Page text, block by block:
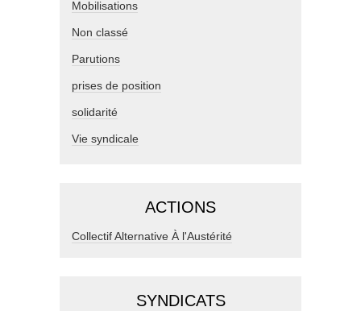
Mobilisations
Non classé
Parutions
prises de position
solidarité
Vie syndicale
ACTIONS
Collectif Alternative À l'Austérité
SYNDICATS